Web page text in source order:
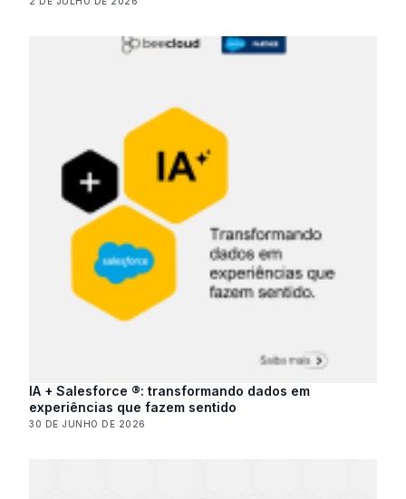
IA + Salesforce ®: transformando dados em
experiências que fazem sentido
30 DE JUNHO DE 2026